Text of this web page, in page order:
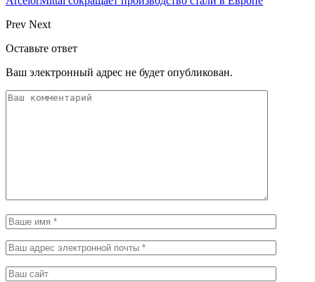
Prev Next
Оставьте ответ
Ваш электронный адрес не будет опубликован.